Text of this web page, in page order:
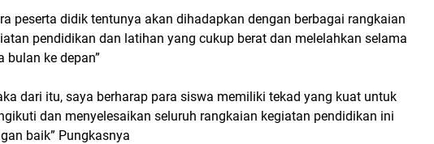
peserta didik tentunya akan dihadapkan dengan berbagai rangkaian
pendidikan dan latihan yang cukup berat dan melelahkan selama
bulan ke depan”
dari itu, saya berharap para siswa memiliki tekad yang kuat untuk
dan menyelesaikan seluruh rangkaian kegiatan pendidikan ini
baik” Pungkasnya